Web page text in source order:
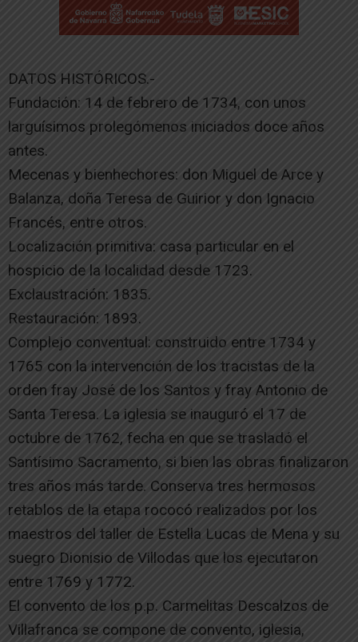
DATOS HISTÓRICOS.-
Fundación: 14 de febrero de 1734, con unos
larguísimos prolegómenos iniciados doce años
antes.
Mecenas y bienhechores: don Miguel de Arce y
Balanza, doña Teresa de Guirior y don Ignacio
Francés, entre otros.
Localización primitiva: casa particular en el
hospicio de la localidad desde 1723.
Exclaustración: 1835.
Restauración: 1893.
Complejo conventual: construido entre 1734 y
1765 con la intervención de los tracistas de la
orden fray José de los Santos y fray Antonio de
Santa Teresa. La iglesia se inauguró el 17 de
octubre de 1762, fecha en que se trasladó el
Santísimo Sacramento, si bien las obras finalizaron
tres años más tarde. Conserva tres hermosos
retablos de la etapa rococó realizados por los
maestros del taller de Estella Lucas de Mena y su
suegro Dionisio de Villodas que los ejecutaron
entre 1769 y 1772.
El convento de los p.p. Carmelitas Descalzos de
Villafranca se compone de convento, iglesia,